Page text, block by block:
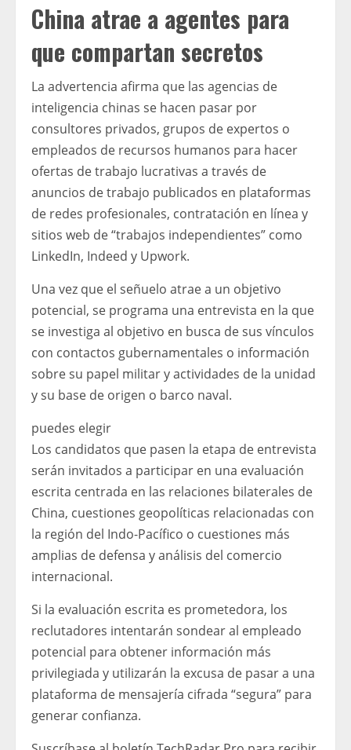
China atrae a agentes para
que compartan secretos
La advertencia afirma que las agencias de
inteligencia chinas se hacen pasar por
consultores privados, grupos de expertos o
empleados de recursos humanos para hacer
ofertas de trabajo lucrativas a través de
anuncios de trabajo publicados en plataformas
de redes profesionales, contratación en línea y
sitios web de “trabajos independientes” como
LinkedIn, Indeed y Upwork.
Una vez que el señuelo atrae a un objetivo
potencial, se programa una entrevista en la que
se investiga al objetivo en busca de sus vínculos
con contactos gubernamentales o información
sobre su papel militar y actividades de la unidad
y su base de origen o barco naval.
puedes elegir
Los candidatos que pasen la etapa de entrevista
serán invitados a participar en una evaluación
escrita centrada en las relaciones bilaterales de
China, cuestiones geopolíticas relacionadas con
la región del Indo-Pacífico o cuestiones más
amplias de defensa y análisis del comercio
internacional.
Si la evaluación escrita es prometedora, los
reclutadores intentarán sondear al empleado
potencial para obtener información más
privilegiada y utilizarán la excusa de pasar a una
plataforma de mensajería cifrada “segura” para
generar confianza.